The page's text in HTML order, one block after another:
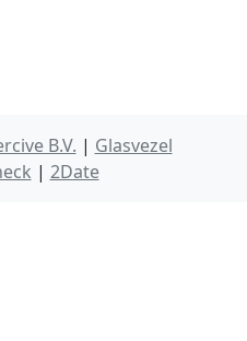
B.V. | Glasvezel
| 2Date